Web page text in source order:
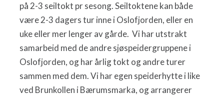
på 2-3 seiltokt pr sesong. Seiltoktene kan både
være 2-3 dagers tur inne i Oslofjorden, eller en
uke eller mer lenger av gårde. Vi har utstrakt
samarbeid med de andre sjøspeidergruppene i
Oslofjorden, og har årlig tokt og andre turer
sammen med dem. Vi har egen speiderhytte i like
ved Brunkollen i Bærumsmarka, og arrangerer